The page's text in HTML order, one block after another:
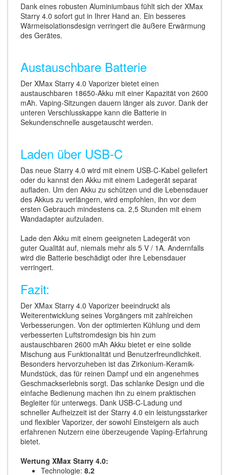
Dank eines robusten Aluminiumbaus fühlt sich der XMax
Starry 4.0 sofort gut in Ihrer Hand an. Ein besseres
Wärmeisolationsdesign verringert die äußere Erwärmung
des Gerätes.
Austauschbare Batterie
Der XMax Starry 4.0 Vaporizer bietet einen
austauschbaren 18650-Akku mit einer Kapazität von 2600
mAh. Vaping-Sitzungen dauern länger als zuvor. Dank der
unteren Verschlusskappe kann die Batterie in
Sekundenschnelle ausgetauscht werden.
Laden über USB-C
Das neue Starry 4.0 wird mit einem USB-C-Kabel geliefert
oder du kannst den Akku mit einem Ladegerät separat
aufladen. Um den Akku zu schützen und die Lebensdauer
des Akkus zu verlängern, wird empfohlen, ihn vor dem
ersten Gebrauch mindestens ca. 2,5 Stunden mit einem
Wandadapter aufzuladen.
Lade den Akku mit einem geeigneten Ladegerät von
guter Qualität auf, niemals mehr als 5 V / 1A. Andernfalls
wird die Batterie beschädigt oder ihre Lebensdauer
verringert.
Fazit:
Der XMax Starry 4.0 Vaporizer beeindruckt als
Weiterentwicklung seines Vorgängers mit zahlreichen
Verbesserungen. Von der optimierten Kühlung und dem
verbesserten Luftstromdesign bis hin zum
austauschbaren 2600 mAh Akku bietet er eine solide
Mischung aus Funktionalität und Benutzerfreundlichkeit.
Besonders hervorzuheben ist das Zirkonium-Keramik-
Mundstück, das für reinen Dampf und ein angenehmes
Geschmackserlebnis sorgt. Das schlanke Design und die
einfache Bedienung machen ihn zu einem praktischen
Begleiter für unterwegs. Dank USB-C-Ladung und
schneller Aufheizzeit ist der Starry 4.0 ein leistungsstarker
und flexibler Vaporizer, der sowohl Einsteigern als auch
erfahrenen Nutzern eine überzeugende Vaping-Erfahrung
bietet.
Wertung XMax Starry 4.0:
Technologie: 8.2